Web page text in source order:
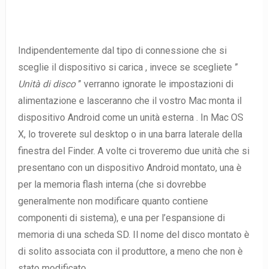
Indipendentemente dal tipo di connessione che si
sceglie il dispositivo si carica , invece se scegliete ”
Unità di disco” verranno ignorate le impostazioni di
alimentazione e lasceranno che il vostro Mac monta il
dispositivo Android come un unità esterna . In Mac OS
X, lo troverete sul desktop o in una barra laterale della
finestra del Finder. A volte ci troveremo due unità che si
presentano con un dispositivo Android montato, una è
per la memoria flash interna (che si dovrebbe
generalmente non modificare quanto contiene
componenti di sistema), e una per l’espansione di
memoria di una scheda SD. Il nome del disco montato è
di solito associata con il produttore, a meno che non è